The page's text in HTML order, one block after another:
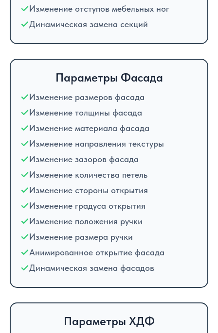
Изменение отступов мебельных ног
Динамическая замена секций
Параметры Фасада
Изменение размеров фасада
Изменение толщины фасада
Изменение материала фасада
Изменение направления текстуры
Изменение зазоров фасада
Изменение количества петель
Изменение стороны открытия
Изменение градуса открытия
Изменение положения ручки
Изменение размера ручки
Анимированное открытие фасада
Динамическая замена фасадов
Параметры ХДФ